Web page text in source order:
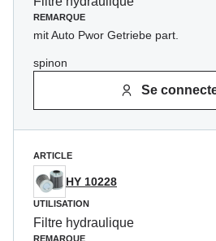
REMARQUE
mit Auto Pwor Getriebe part.
spinon
Se
ARTICLE
HY 10228
UTILISATION
Filtre hydraulique
REMARQUE